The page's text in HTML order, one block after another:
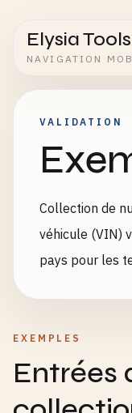
Elysia Tools
NAVIGATION
VALIDATION
Collection de
véhicule (VIN)
pays pour les
EXEMPLES
Entrées